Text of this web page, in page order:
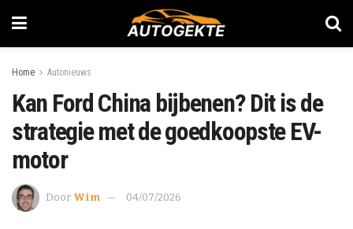
Home Autonieuws
Kan Ford China bijbenen? Dit is de
strategie met de goedkoopste EV-
motor
Door Wim 04/07/2026